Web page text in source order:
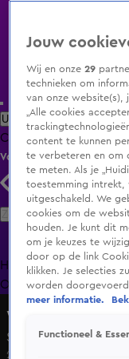
Uitzending Gemist
ClipsFilmsRadio
Volg KIJK
Zoeken
HomeUitzending
Oranjezomer
Wereldreis op
Seizoen 1, aflevering
25 mrt 2019, 23:35
Jouw
Wij en onze29
technieken om
van onze website(s),
„Alle cookies
content te kunnen
te verbeteren en om
te meten. Als je
toestemming intrekt,
uitgeschakeld. We
cookies om de
houden. Je kunt dit
om je keuzes te
door op de link
klikken. Je selecties
worden
meer informatie.
Functioneel &